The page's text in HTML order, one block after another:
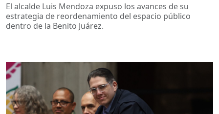
El alcalde Luis Mendoza expuso los avances de su
estrategia de reordenamiento del espacio público
dentro de la Benito Juárez.